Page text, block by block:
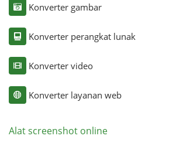
Konverter gambar
Konverter perangkat lunak
Konverter video
Konverter layanan web
Alat screenshot online